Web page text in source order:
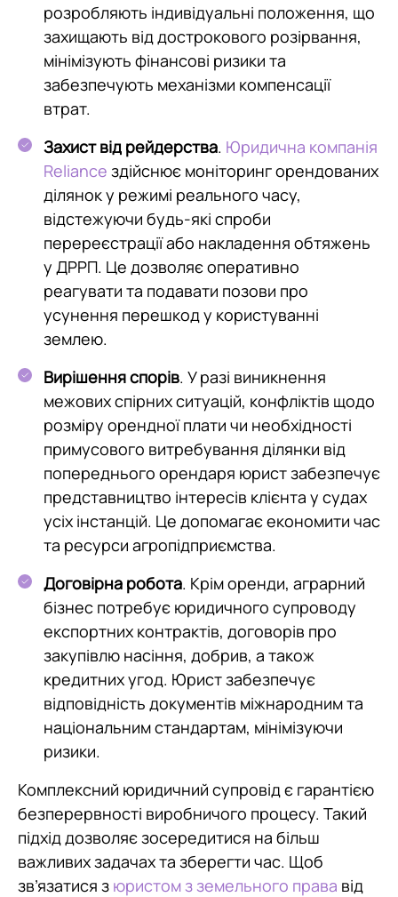
розробляють індивідуальні положення, що
захищають від дострокового розірвання,
мінімізують фінансові ризики та
забезпечують механізми компенсації
втрат.
Захист від рейдерства. Юридична компанія
Reliance здійснює моніторинг орендованих
ділянок у режимі реального часу,
відстежуючи будь-які спроби
перереєстрації або накладення обтяжень
у ДРРП. Це дозволяє оперативно
реагувати та подавати позови про
усунення перешкод у користуванні
землею.
Вирішення спорів. У разі виникнення
межових спірних ситуацій, конфліктів щодо
розміру орендної плати чи необхідності
примусового витребування ділянки від
попереднього орендаря юрист забезпечує
представництво інтересів клієнта у судах
усіх інстанцій. Це допомагає економити час
та ресурси агропідприємства.
Договірна робота. Крім оренди, аграрний
бізнес потребує юридичного супроводу
експортних контрактів, договорів про
закупівлю насіння, добрив, а також
кредитних угод. Юрист забезпечує
відповідність документів міжнародним та
національним стандартам, мінімізуючи
ризики.
Комплексний юридичний супровід є гарантією
безперервності виробничого процесу. Такий
підхід дозволяє зосередитися на більш
важливих задачах та зберегти час. Щоб
зв’язатися з юристом з земельного права від